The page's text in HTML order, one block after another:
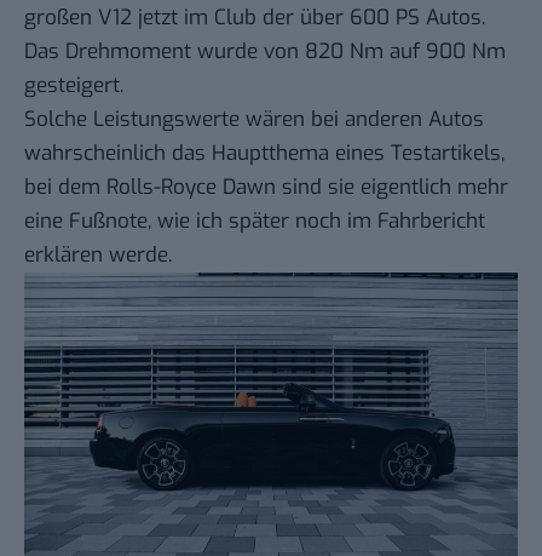
großen V12 jetzt im Club der über 600 PS Autos.
Das Drehmoment wurde von 820 Nm auf 900 Nm
gesteigert.
Solche Leistungswerte wären bei anderen Autos
wahrscheinlich das Hauptthema eines Testartikels,
bei dem Rolls-Royce Dawn sind sie eigentlich mehr
eine Fußnote, wie ich später noch im Fahrbericht
erklären werde.